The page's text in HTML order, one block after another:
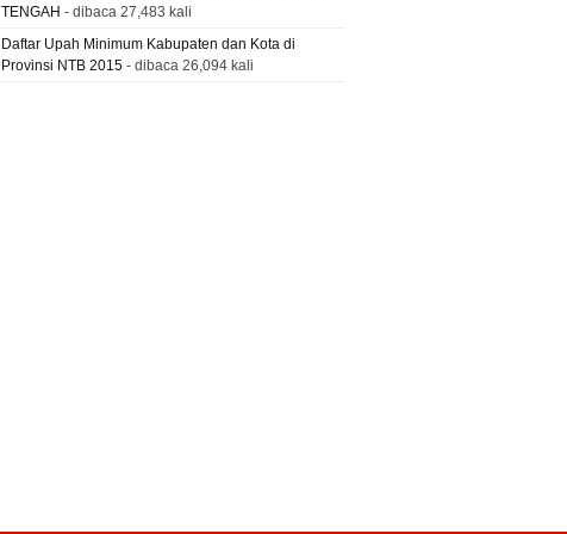
TENGAH - dibaca 27,483 kali
Daftar Upah Minimum Kabupaten dan Kota di
Provinsi NTB 2015 - dibaca 26,094 kali